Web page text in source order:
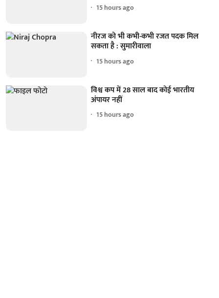
15 hours ago
नीरज को भी कभी-कभी रजत पदक मिल
सकता है : सुमारीवाला
15 hours ago
विश्व कप में 28 साल बाद कोई भारतीय
अंपायर नहीं
15 hours ago